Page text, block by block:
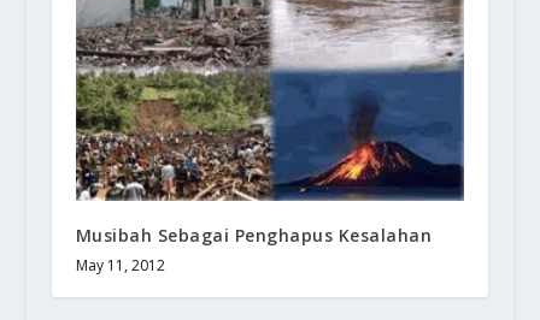
Musibah Sebagai Penghapus Kesalahan
May 11, 2012